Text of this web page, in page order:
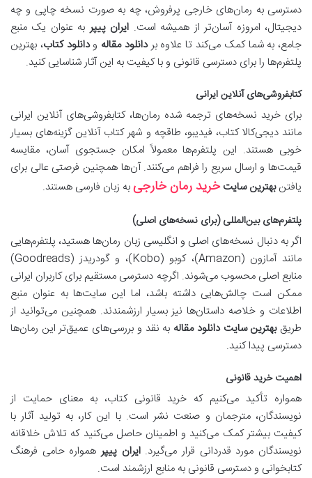
دسترسی به رمان‌های خارجی پرفروش، چه به صورت نسخه چاپی و چه
دیجیتال، امروزه آسان‌تر از همیشه است. ایران پیپر به عنوان یک منبع
جامع، به شما کمک می‌کند تا علاوه بردانلود مقاله ودانلود کتاب، بهترین
پلتفرم‌ها را برای دسترسی قانونی و با کیفیت به این آثار شناسایی کنید.
کتابفروشی‌های آنلاین ایرانی
برای خرید نسخه‌های ترجمه شده رمان‌ها، کتابفروشی‌های آنلاین ایرانی
مانند دیجی‌کالا کتاب، فیدیبو، طاقچه و شهر کتاب آنلاین گزینه‌های بسیار
خوبی هستند. این پلتفرم‌ها معمولاً امکان جستجوی آسان، مقایسه
قیمت‌ها و ارسال سریع را فراهم می‌کنند. آن‌ها همچنین فرصتی عالی برای
یافتنبهترین سایتخرید رمان خارجیبه زبان فارسی هستند.
پلتفرم‌های بین‌المللی (برای نسخه‌های اصلی)
اگر به دنبال نسخه‌های اصلی و انگلیسی زبان رمان‌ها هستید، پلتفرم‌هایی
مانند آمازون (Amazon)، کوبو (Kobo)، و گودریدز (Goodreads)
منابع اصلی محسوب می‌شوند. اگرچه دسترسی مستقیم برای کاربران ایرانی
ممکن است چالش‌هایی داشته باشد، اما این سایت‌ها به عنوان منبع
اطلاعات و خلاصه‌ داستان‌ها نیز بسیار ارزشمندند. همچنین می‌توانید از
طریقبهترین سایت دانلود مقاله به نقد و بررسی‌های عمیق‌تر این رمان‌ها
دسترسی پیدا کنید.
اهمیت خرید قانونی
همواره تأکید می‌کنیم که خرید قانونی کتاب، به معنای حمایت از
نویسندگان، مترجمان و صنعت نشر است. با این کار، به تولید آثار با
کیفیت بیشتر کمک می‌کنید و اطمینان حاصل می‌کنید که تلاش خلاقانه
نویسندگان مورد قدردانی قرار می‌گیرد.ایران پیپر همواره حامی فرهنگ
کتابخوانی و دسترسی قانونی به منابع ارزشمند است.